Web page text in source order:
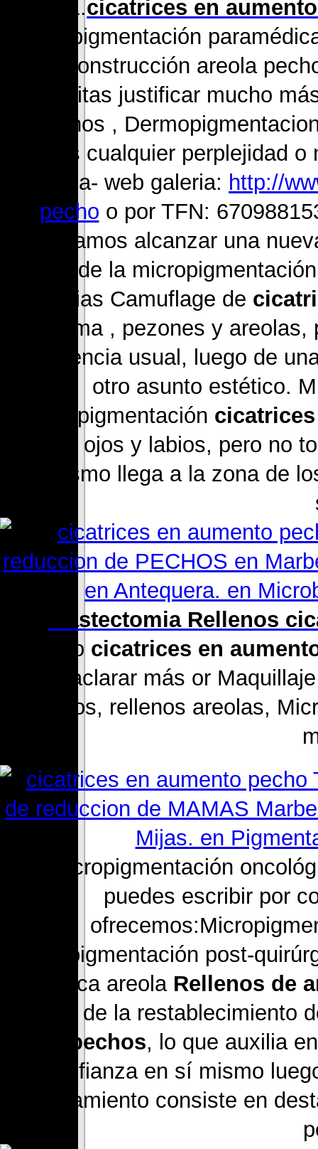
1.cicatrices en
Micropigmentación
Reconstrucción areola
Necesitas justificar mucho
pechos ,
Tienes cualquier perplejidad
pagina- web galeria: http://
pecho o por TFN:
deseamos alcanzar una
ayuda de la
mamarias Camuflage de
mama , pezones y
apariencia usual, luego de
otro asunto estético.
micropigmentación
cejas, ojos y labios, pero no
asimismo llega a la zona de
Mastectomia Rellenos
como cicatrices en
Desea aclarar más or
pechos, rellenos areolas,
3 .Micropigmentación
puedes escribir por
Micropigmentación post-
médica areola Rellenos de
objetivo de la restablecimiento
de pechos, lo que auxilia
confianza en sí mismo
tratamiento consiste en